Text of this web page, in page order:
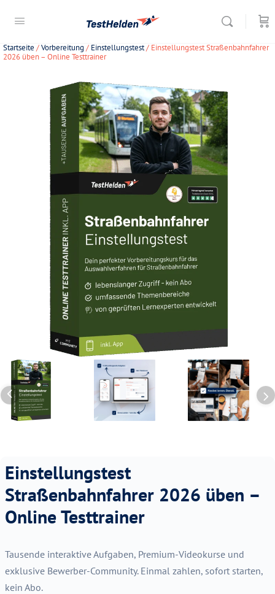
Startseite /Vorbereitung / Einstellungstest/ Einstellungstest Straßenbahnfahrer
2026 üben – Online Testtrainer
Einstellungstest
Straßenbahnfahrer 2026 üben –
Online Testtrainer
Tausende interaktive Aufgaben, Premium-Videokurse und
exklusive Bewerber-Community. Einmal zahlen, sofort starten,
kein Abo.